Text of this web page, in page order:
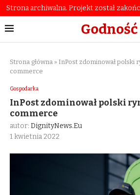
Strona archiwalna. Projekt został
Godność
Strona główna » InPost zdominował polski
commerce
Gospodarka
InPost zdominował polski
commerce
autor: DignityNews.eu
1 kwietnia 2022